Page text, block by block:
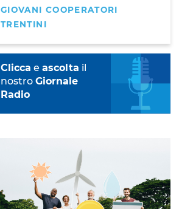
GIOVANI COOPERATORI
TRENTINI
Clicca e ascolta il
nostro Giornale
Radio